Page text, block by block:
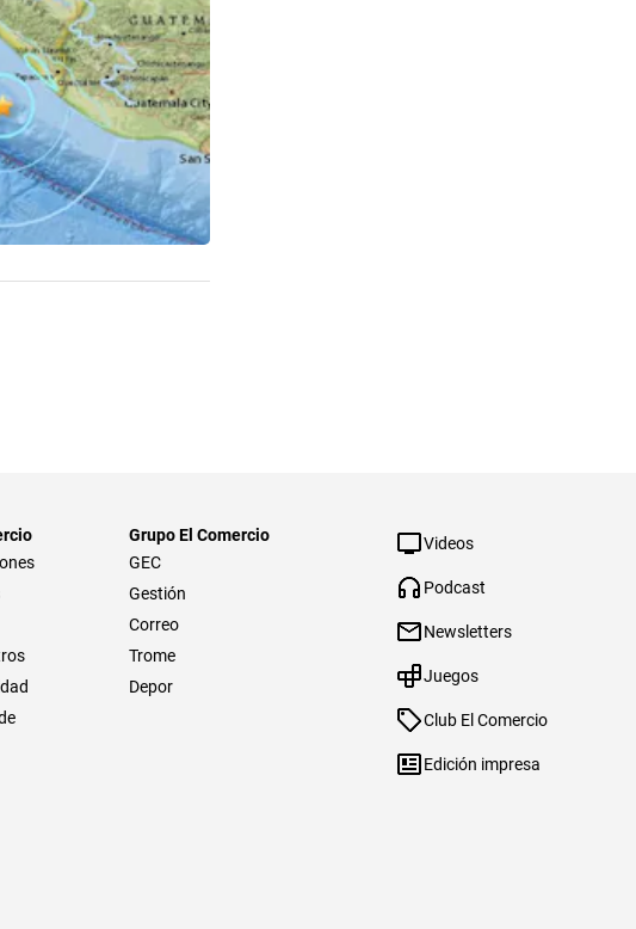
Grupo El Comercio
GEC
Gestión
Correo
Trome
Depor
Videos
Podcast
Newsletters
Juegos
Club El Comercio
Edición impresa